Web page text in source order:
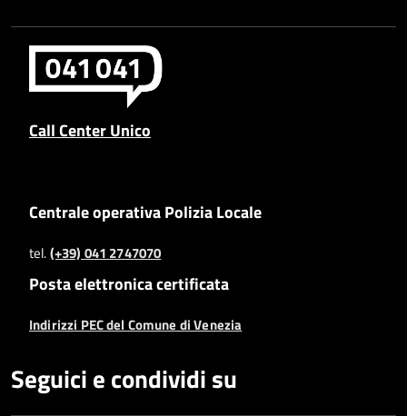
Call Center Unico
Centrale operativa Polizia Locale
tel.(+39) 041 2747070
Posta elettronica certificata
Indirizzi PEC del Comune di Venezia
Seguici e condividi su